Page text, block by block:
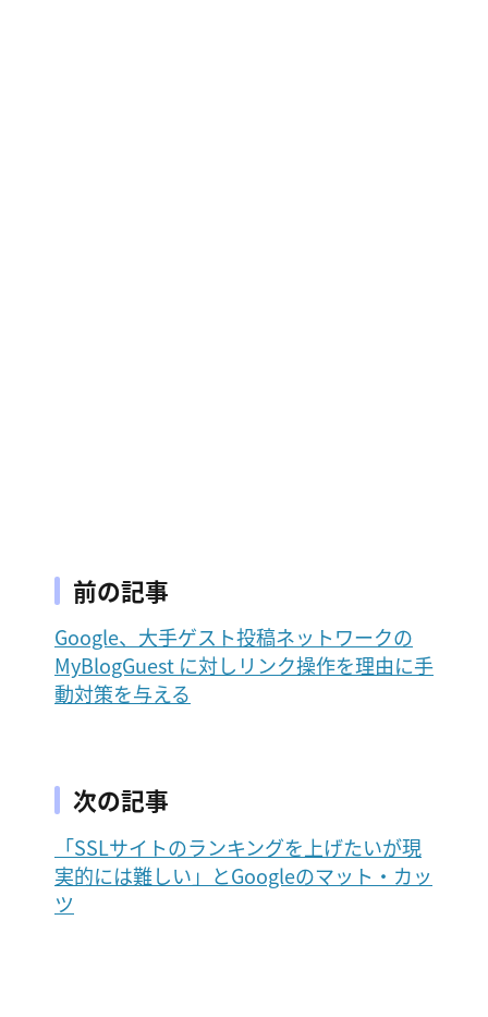
前の記事
Google、大手ゲスト投稿ネットワークの
MyBlogGuest に対しリンク操作を理由に手
動対策を与える
次の記事
「SSLサイトのランキングを上げたいが現
実的には難しい」とGoogleのマット・カッ
ツ